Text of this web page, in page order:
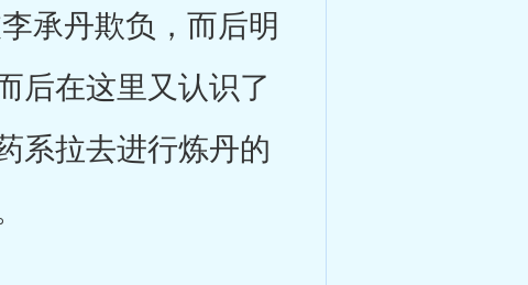
承丹欺负，而后明
后在这里又认识了
系拉去进行炼丹的